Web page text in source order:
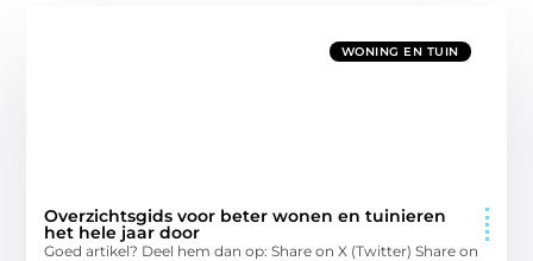
WONING EN TUIN
Overzichtsgids voor beter wonen en tuinieren
het hele jaar door
Goed artikel? Deel hem dan op: Share on X (Twitter) Share on